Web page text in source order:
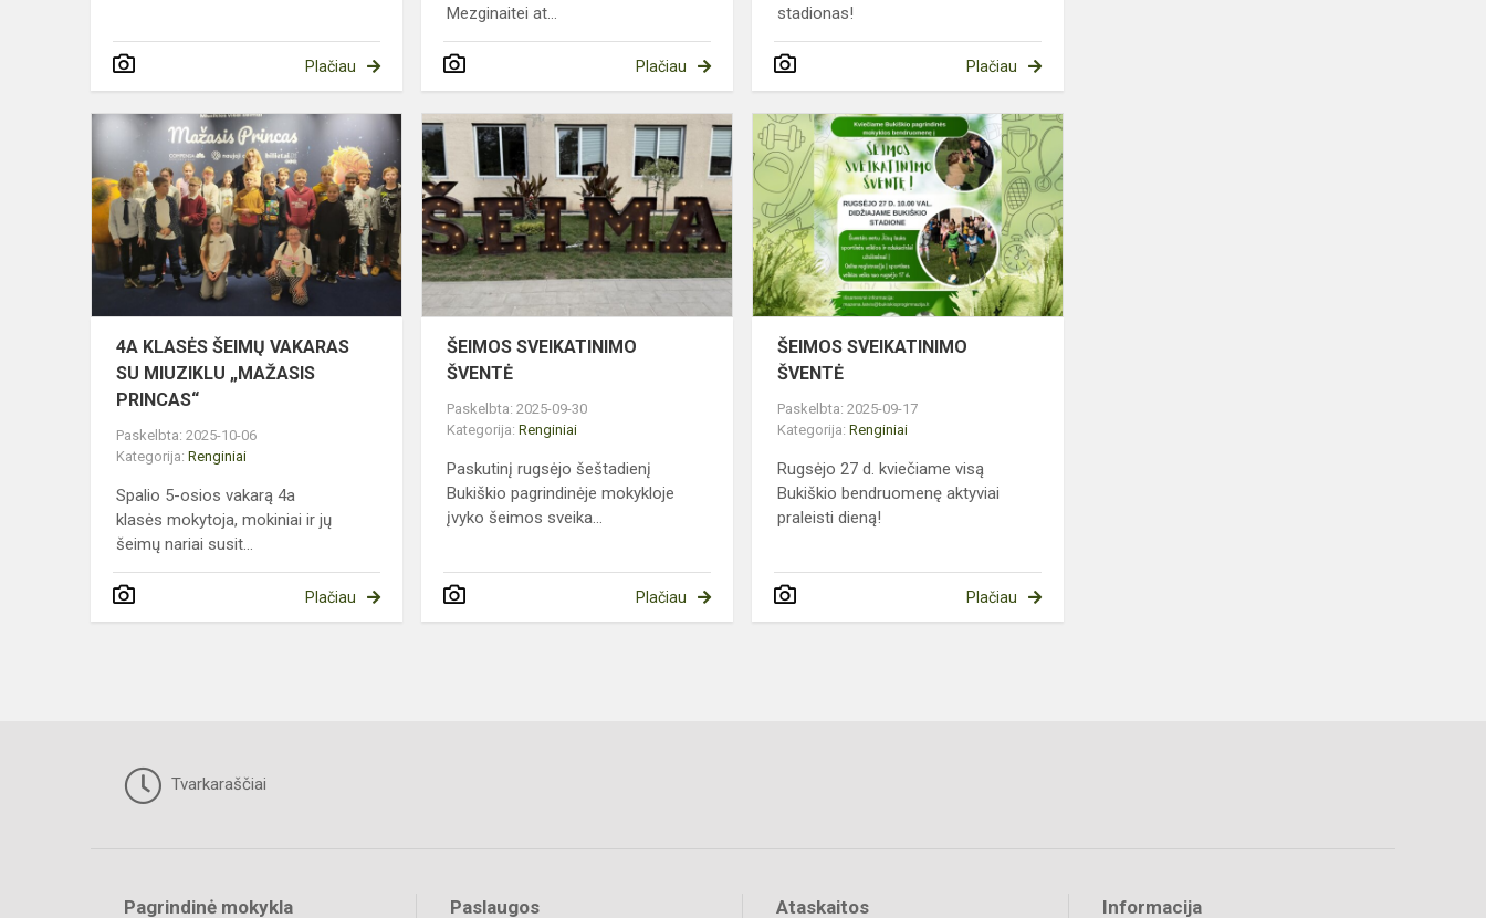
Plačiau
Mezginaitei at...
Plačiau
stadionas!
Plačiau
KLASĖS
ŠEIMŲ
VAKARAS
SU
MIUZIKLU
„MAŽASIS
PRINCAS“
4A KLASĖS ŠEIMŲ VAKARAS
SU MIUZIKLU „MAŽASIS
PRINCAS“
Paskelbta: 2025-10-06
Kategorija: Renginiai
Spalio 5-osios vakarą 4a
klasės mokytoja, mokiniai ir jų
šeimų nariai susit...
Plačiau
ŠEIMOS
SVEIKATINIMO
ŠVENTĖ
ŠEIMOS SVEIKATINIMO
ŠVENTĖ
Paskelbta: 2025-09-30
Kategorija:Renginiai
Paskutinį rugsėjo šeštadienį
Bukiškio pagrindinėje mokykloje
įvyko šeimos sveika...
Plačiau
ŠEIMOS
SVEIKATINIMO
ŠVENTĖ
ŠEIMOS SVEIKATINIMO
ŠVENTĖ
Paskelbta: 2025-09-17
Kategorija:Renginiai
Rugsėjo 27 d. kviečiame visą
Bukiškio bendruomenę aktyviai
praleisti dieną!
Plačiau
Tvarkaraščiai
Pagrindinė mokykla Paslaugos Ataskaitos Informacija